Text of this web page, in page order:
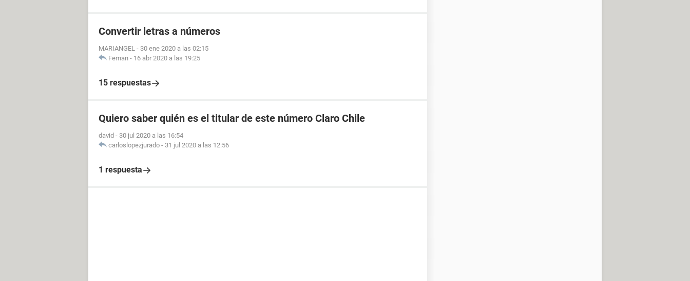
Convertir letras a números
MARIANGEL - 30 ene 2020 a las 02:15
Fernan - 16 abr 2020 a las 19:25
15 respuestas
Quiero saber quién es el titular de este número Claro Chile
david - 30 jul 2020 a las 16:54
carloslopezjurado - 31 jul 2020 a las 12:56
1 respuesta